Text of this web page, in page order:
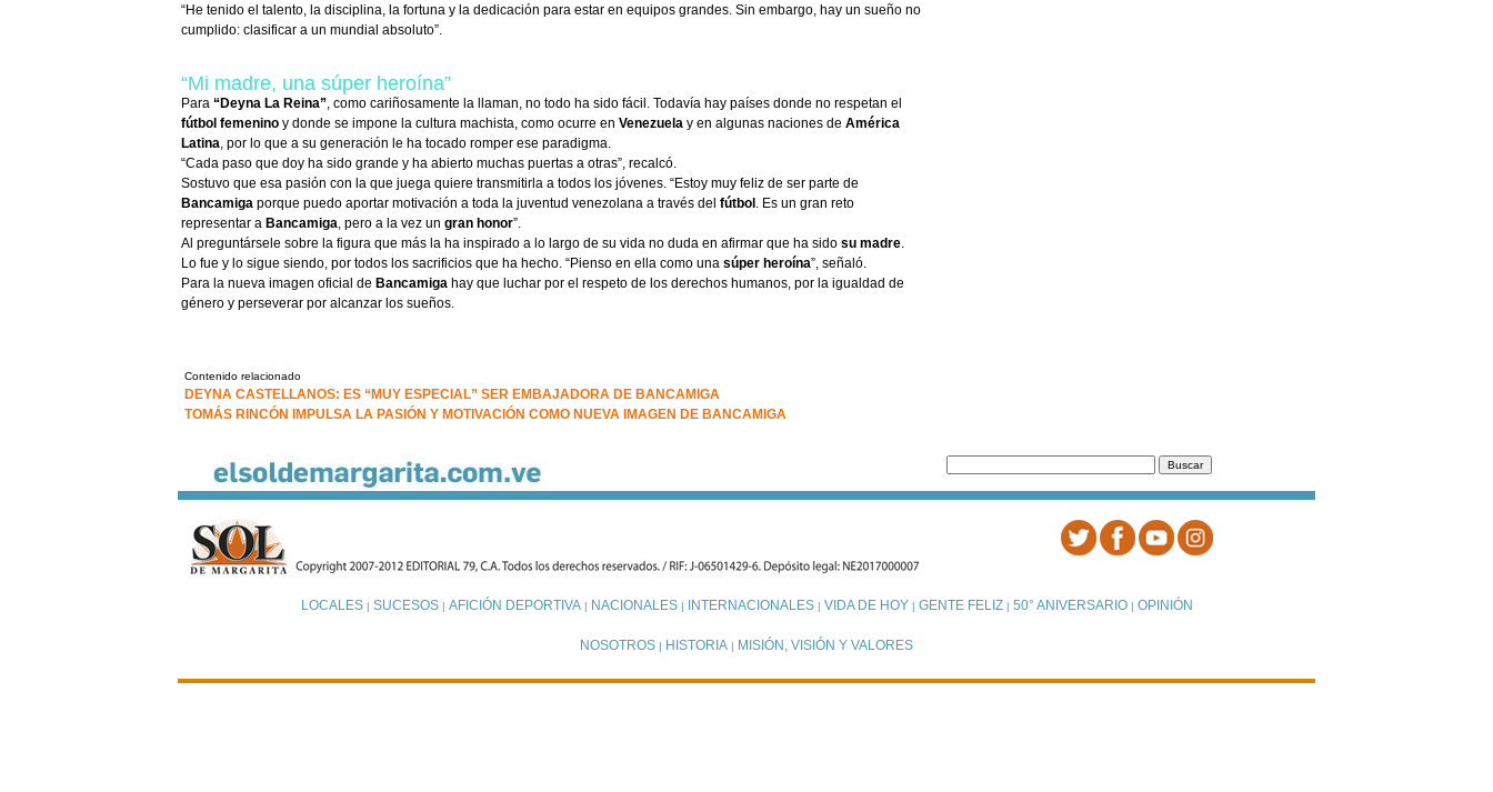
“He tenido el talento, la disciplina, la fortuna y la dedicación para estar en equipos grandes. Sin embargo, hay un sueño no
cumplido: clasificar a un mundial absoluto”.
“Mi madre, una súper heroína”
Para “Deyna La Reina”, como cariñosamente la llaman, no todo ha sido fácil. Todavía hay países donde no respetan el
fútbol femenino y donde se impone la cultura machista, como ocurre en Venezuela y en algunas naciones de América
Latina, por lo que a su generación le ha tocado romper ese paradigma.
“Cada paso que doy ha sido grande y ha abierto muchas puertas a otras”, recalcó.
Sostuvo que esa pasión con la que juega quiere transmitirla a todos los jóvenes. “Estoy muy feliz de ser parte de
Bancamiga porque puedo aportar motivación a toda la juventud venezolana a través del fútbol . Es un gran reto
representar a Bancamiga, pero a la vez un gran honor”.
Al preguntársele sobre la figura que más la ha inspirado a lo largo de su vida no duda en afirmar que ha sido su madre.
Lo fue y lo sigue siendo, por todos los sacrificios que ha hecho. “Pienso en ella como una súper heroína”, señaló.
Para la nueva imagen oficial de Bancamiga hay que luchar por el respeto de los derechos humanos, por la igualdad de
género y perseverar por alcanzar los sueños.
Contenido relacionado
DEYNA CASTELLANOS: ES “MUY ESPECIAL” SER EMBAJADORA DE BANCAMIGA
TOMÁS RINCÓN IMPULSA LA PASIÓN Y MOTIVACIÓN COMO NUEVA IMAGEN DE BANCAMIGA
LOCALES| SUCESOS| AFICIÓN DEPORTIVA| NACIONALES| INTERNACIONALES| VIDA DE HOY | GENTE FELIZ| 50° ANIVERSARIO| OPINIÓN
NOSOTROS | HISTORIA | MISIÓN, VISIÓN Y VALORES